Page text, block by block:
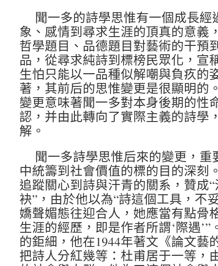
聞一多的詩學思惟有一個成長經
象、感情到尋求生涯的頂真的意義
哲學題目、品德題目對藝術的干預
品，從尋求純詩到標榜民眾化，宣
生怕只能以一品種似解嘲與負疚的
著，其前后的思惟變更是很顯明的
變更意味著聞一多對本身後期的性
認，并由此轉向了實際主義的詩學
解。
聞一多詩學思惟后來的變更，
中統籌到社會價值的標的目的深刻
追蹤關心到詩與汗青的關系，贊成
袂”，由於他以為“詩這個工具，不
嬌聲媚態往迎合人，她應當有點骨
生涯的經歷，即是作者所謂‘際遇
的鉅細，他在1944年著文《論文藝
把詩人分紅幾等：杜甫居于一等，